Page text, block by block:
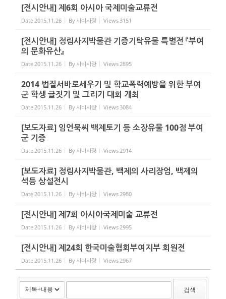
[전시안내] 제6회 아시아 국제미술교류전
Date2015.11.26 By사비사랑 Views3151
[전시안내] 정림사지박물관 기증기탁유물 특별전 『부여
의 문화유산』
Date2015.11.26 By사비사랑 Views2895
2014 법질서바로세우기 및 학교폭력예방을 위한 부여
군 학생 글짓기 및 그리기 대회 개최
Date2015.11.26 By사비사랑 Views3084
[보도자료] 임언묵씨 백제토기 등 소장유물 100점 부여
군 기증
Date2015.11.26 By사비사랑 Views2914
[보도자료] 정림사지박물관, 백제의 사리장엄, 백제의
석등 상설전시
Date2015.11.26 By사비사랑 Views2980
[전시안내] 제7회 아시아국제미술 교류전
Date2015.11.26 By사비사랑 Views2995
[전시안내] 제24회 한국미술협회부여지부 회원전
Date2015.11.26 By사비사랑 Views2967
검색